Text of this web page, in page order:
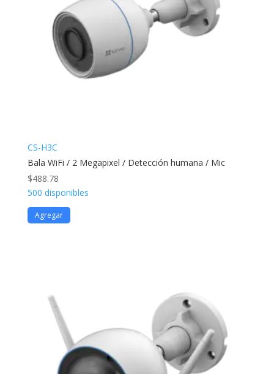
CS-H3C
Bala WiFi / 2 Megapixel / Detección humana / Mic
$488.78
500 disponibles
Agregar